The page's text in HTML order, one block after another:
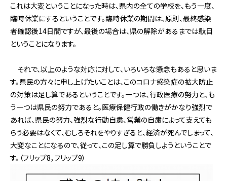
これは大変ということになった時は、県内の全ての学校を、もう一度、
臨時休業にするということです。臨時休業の期間は、原則、最終感染
者確認後14日間ですが、最後の場合は、県の解除があるまでは駄目
ということになります。
それで、以上のような対応に対して、いろいろな懸念もあると思いま
す。県民の方々に申し上げたいことは、このコロナ感染症の拡大防止
の対策は足し算であるということです。一つは、行政医療の努力と、も
う一つは県民の努力であると。医療保健行政の働きがかなり強烈で
あれば、県民の努力、強烈な行動自粛、営業の自粛によって支えても
らう必要はなくて、むしろそれをやりすぎると、経済が死んでしまって、
大変なことになるので、従って、この足し算で勝負しようということで
す。（フリップ8，フリップ9）